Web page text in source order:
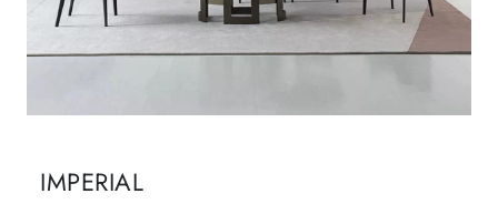
IMPERIAL